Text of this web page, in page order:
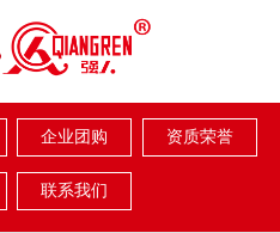
企业团购 资质荣誉
联系我们